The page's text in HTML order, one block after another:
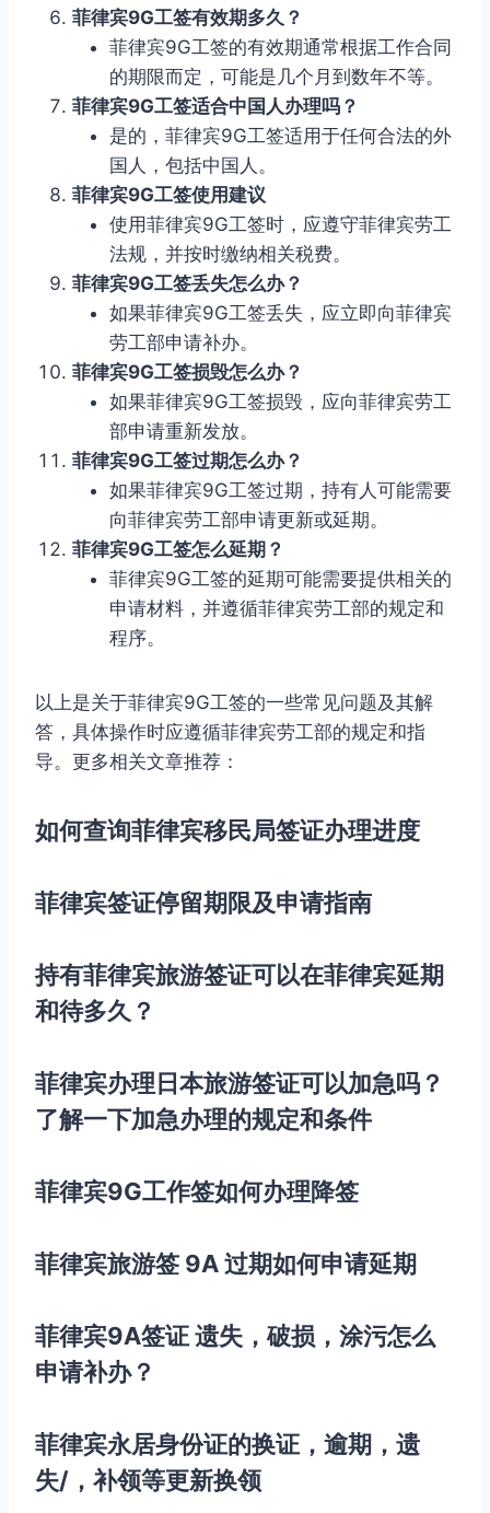
菲律宾9G工签有效期多久？
菲律宾9G工签的有效期通常根据工作合同
的期限而定，可能是几个月到数年不等。
菲律宾9G工签适合中国人办理吗？
是的，菲律宾9G工签适用于任何合法的外
国人，包括中国人。
菲律宾9G工签使用建议
使用菲律宾9G工签时，应遵守菲律宾劳工
法规，并按时缴纳相关税费。
菲律宾9G工签丢失怎么办？
如果菲律宾9G工签丢失，应立即向菲律宾
劳工部申请补办。
菲律宾9G工签损毁怎么办？
如果菲律宾9G工签损毁，应向菲律宾劳工
部申请重新发放。
菲律宾9G工签过期怎么办？
如果菲律宾9G工签过期，持有人可能需要
向菲律宾劳工部申请更新或延期。
菲律宾9G工签怎么延期？
菲律宾9G工签的延期可能需要提供相关的
申请材料，并遵循菲律宾劳工部的规定和
程序。
以上是关于菲律宾9G工签的一些常见问题及其解
答，具体操作时应遵循菲律宾劳工部的规定和指
导。更多相关文章推荐：
如何查询菲律宾移民局签证办理进度
菲律宾签证停留期限及申请指南
持有菲律宾旅游签证可以在菲律宾延期
和待多久？
菲律宾办理日本旅游签证可以加急吗？
了解一下加急办理的规定和条件
菲律宾9G工作签如何办理降签
菲律宾旅游签 9A 过期如何申请延期
菲律宾9A签证 遗失，破损，涂污怎么
申请补办？
菲律宾永居身份证的换证，逾期，遗
失/，补领等更新换领